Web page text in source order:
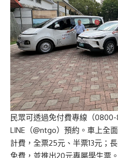
民眾可透過免付費專線（
LINE（@ntgo）預約。車上全
計費，全票25元、半票13元；
免費，並推出20元專屬學生票。